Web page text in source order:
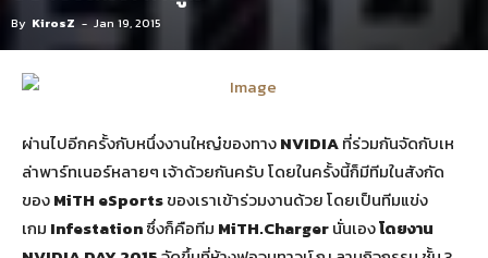
By KirosZ - Jan 19, 2015
ผ่านไปอีกครั้งกับหนึ่งงานใหญ๋ของทางNVIDIAที่ร่วมกันจัดกับเห
ล่าพาร์ทเนอร์หลายๆ เจ้าด้วยกันครับ โดยในครั้งนี้ก็มีทีมในสังกัด
ของMiTH eSportsของเราเข้าร่วมงานด้วย โดยเป็นทีมแข่ง
เกม Infestationซึ่งก็คือทีม MiTH.Chargerนั่นเองโดยงาน